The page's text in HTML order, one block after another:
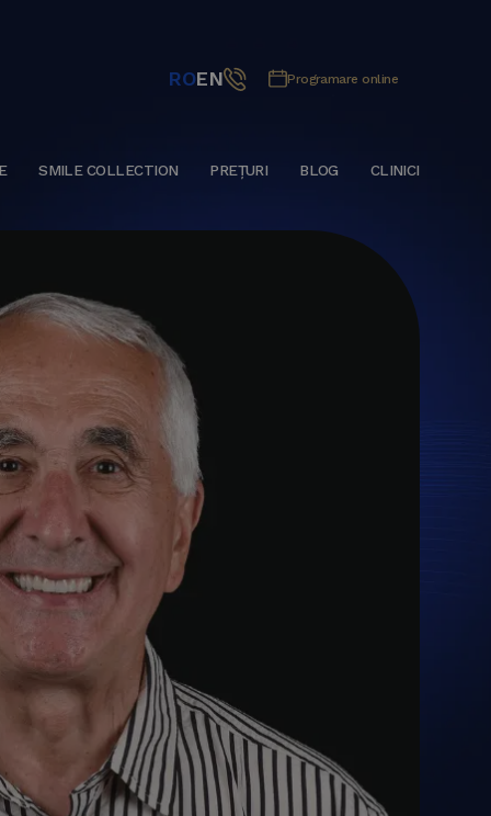
ROEN Programare online
SMILE COLLECTION PREȚURI BLOG CLINICI